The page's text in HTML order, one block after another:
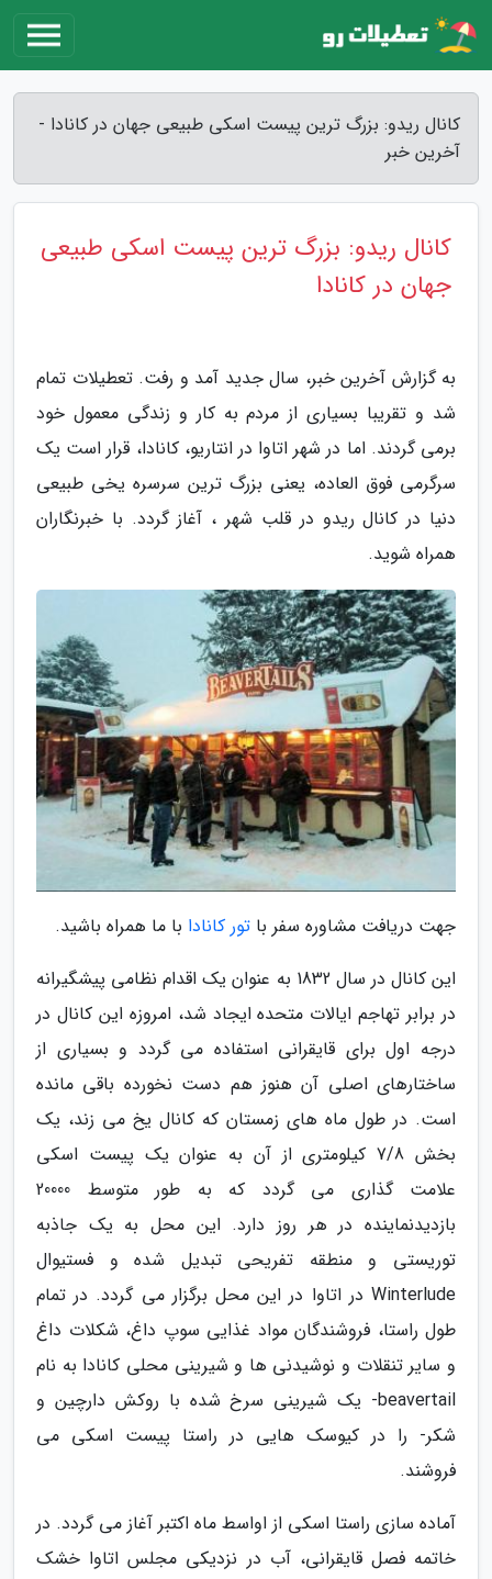
کانال ریدو: بزرگ ترین پیست اسکی طبیعی جهان در کانادا -
آخرین خبر
کانال ریدو: بزرگ ترین پیست اسکی طبیعی
جهان در کانادا
به گزارش آخرین خبر، سال جدید آمد و رفت. تعطیلات تمام
شد و تقریبا بسیاری از مردم به کار و زندگی معمول خود
برمی گردند. اما در شهر اتاوا در انتاریو، کانادا، قرار است یک
سرگرمی فوق العاده، یعنی بزرگ ترین سرسره یخی طبیعی
دنیا در کانال ریدو در قلب شهر ، آغاز گردد. با خبرنگاران
همراه شوید.
جهت دریافت مشاوره سفر با تور کانادا با ما همراه باشید.
این کانال در سال 1832 به عنوان یک اقدام نظامی پیشگیرانه
در برابر تهاجم ایالات متحده ایجاد شد، امروزه این کانال در
درجه اول برای قایقرانی استفاده می گردد و بسیاری از
ساختارهای اصلی آن هنوز هم دست نخورده باقی مانده
است. در طول ماه های زمستان که کانال یخ می زند، یک
بخش 7/8 کیلومتری از آن به عنوان یک پیست اسکی
علامت گذاری می گردد که به طور متوسط 20000
بازدیدنماینده در هر روز دارد. این محل به یک جاذبه
توریستی و منطقه تفریحی تبدیل شده و فستیوال
Winterlude در اتاوا در این محل برگزار می گردد. در تمام
طول راستا، فروشندگان مواد غذایی سوپ داغ، شکلات داغ
و سایر تنقلات و نوشیدنی ها و شیرینی محلی کانادا به نام
beavertail- یک شیرینی سرخ شده با روکش دارچین و
شکر- را در کیوسک هایی در راستا پیست اسکی می
فروشند.
آماده سازی راستا اسکی از اواسط ماه اکتبر آغاز می گردد. در
خاتمه فصل قایقرانی، آب در نزدیکی مجلس اتاوا خشک